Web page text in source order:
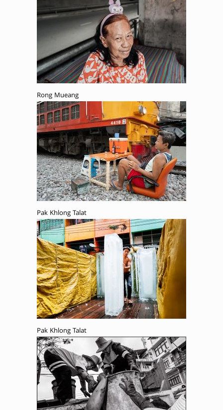
Rong Mueang
Pak Khlong Talat
Pak Khlong Talat